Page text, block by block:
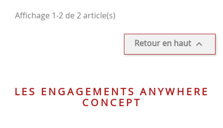
Affichage 1-2 de 2 article(s)
Retour en haut 
LES ENGAGEMENTS ANYWHERE
CONCEPT